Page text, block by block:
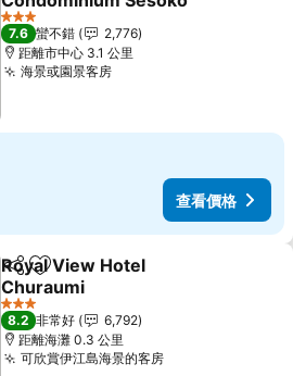
查看價格
3 星級
7.6 蠻不錯
2,776
距離市中心 3.1 公里
海景或園景客房查看價格
查看價格
分享 加入我的最愛
Royal View Hotel
Churaumi
查看價格
3 星級
8.2 非常好
6,792
距離海灘 0.3 公里
可欣賞伊江島海景的客房查看價格